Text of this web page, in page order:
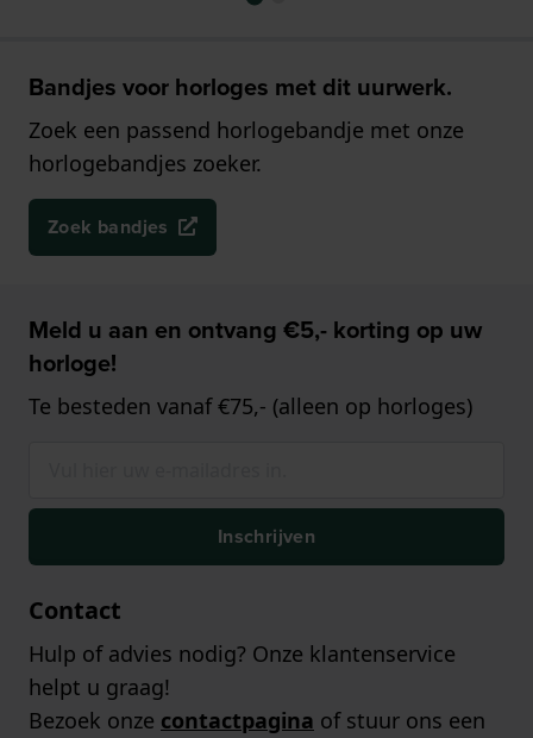
Bandjes voor horloges met dit uurwerk.
Zoek een passend horlogebandje met onze
horlogebandjes zoeker.
Zoek bandjes
Meld u aan en ontvang €5,- korting op uw
horloge!
Te besteden vanaf €75,- (alleen op horloges)
Inschrijven
Contact
Hulp of advies nodig? Onze klantenservice
helpt u graag!
Bezoek onze contactpagina of stuur ons een